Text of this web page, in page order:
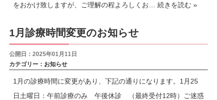
をおかけ致しますが、ご理解の程よろしくお… 続きを読む »
1月診療時間変更のお知らせ
公開日：2025年01月11日
カテゴリー： お知らせ
1月の診療時間に変更があり、下記の通りになります。1月25
日土曜日：午前診療のみ 午後休診 （最終受付12時）ご迷惑